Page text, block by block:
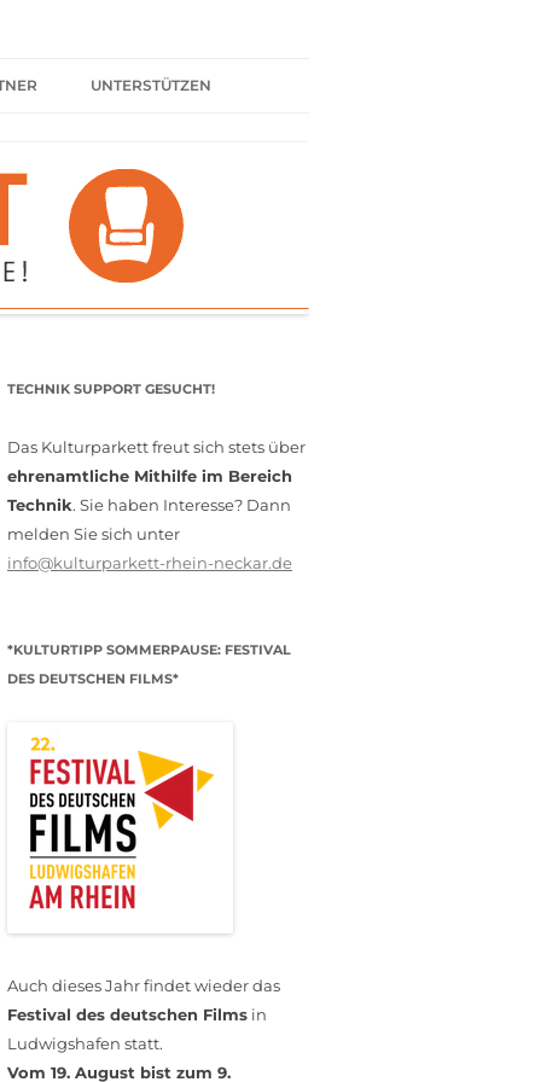
UNTERSTÜTZEN
SPENDEN
FÖRDERMITGLIED WERDEN
MITGLIEDSCHAFT
TECHNIK SUPPORT GESUCHT!
Das Kulturparkett freut sich stets über
ehrenamtliche Mithilfe im Bereich
Technik. Sie haben Interesse? Dann
melden Sie sich unter
info@kulturparkett-rhein-neckar.de
*KULTURTIPP SOMMERPAUSE: FESTIVAL
DES DEUTSCHEN FILMS*
Auch dieses Jahr findet wieder das
Festival des deutschen Films in
Ludwigshafen statt.
Vom 19. August bist zum 9.